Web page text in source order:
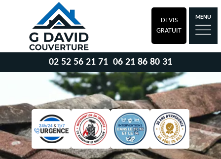
DEVIS
GRATUIT
MENU
02 52 56 21 71 06 21 86 80 31